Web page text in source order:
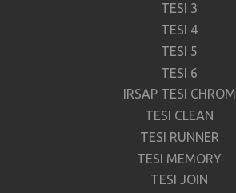
TESI 3
TESI 4
TESI 5
TESI 6
IRSAP TESI CHROM
TESI CLEAN
TESI RUNNER
TESI MEMORY
TESI JOIN